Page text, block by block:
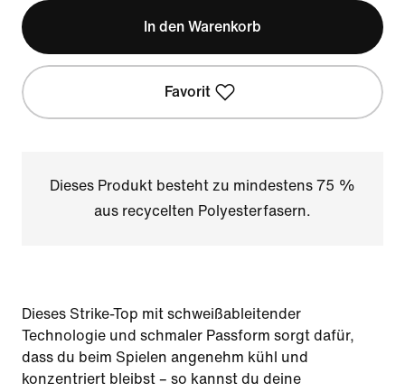
In den Warenkorb
Favorit
Dieses Produkt besteht zu mindestens 75 %
aus recycelten Polyesterfasern.
Dieses Strike-Top mit schweißableitender
Technologie und schmaler Passform sorgt dafür,
dass du beim Spielen angenehm kühl und
konzentriert bleibst – so kannst du deine